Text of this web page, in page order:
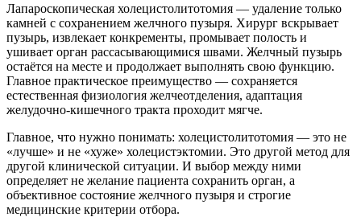
Лапароскопическая холецистолитотомия — удаление только
камней с сохранением желчного пузыря. Хирург вскрывает
пузырь, извлекает конкременты, промывает полость и
ушивает орган рассасывающимися швами. Желчный пузырь
остаётся на месте и продолжает выполнять свою функцию.
Главное практическое преимущество — сохраняется
естественная физиология желчеотделения, адаптация
желудочно-кишечного тракта проходит мягче.
Главное, что нужно понимать: холецистолитотомия — это не
«лучше» и не «хуже» холецистэктомии. Это другой метод для
другой клинической ситуации. И выбор между ними
определяет не желание пациента сохранить орган, а
объективное состояние желчного пузыря и строгие
медицинские критерии отбора.